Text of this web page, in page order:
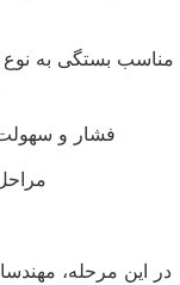
بستگی به نوع
فشار و
در این مرحله،